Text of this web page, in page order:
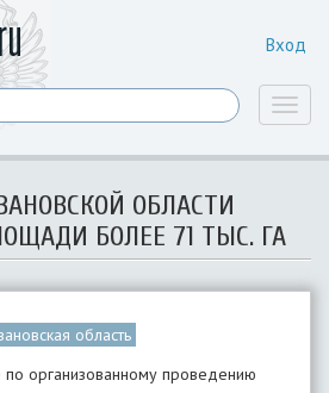
Вход
ОБЛАСТИ
БОЛЕЕ 71 ТЫС. ГА
область
организованному проведению